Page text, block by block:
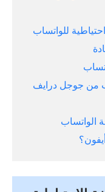
للواتساب
من جوجل درايف
الواتساب